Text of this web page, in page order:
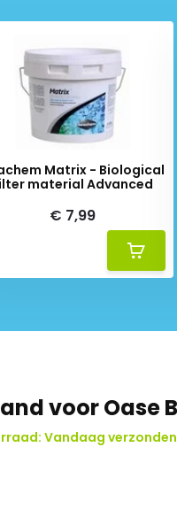
Matrix - Biological
material Advanced
€ 7,99
voor Oase
Vandaag